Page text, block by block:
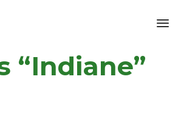
“Indiane”